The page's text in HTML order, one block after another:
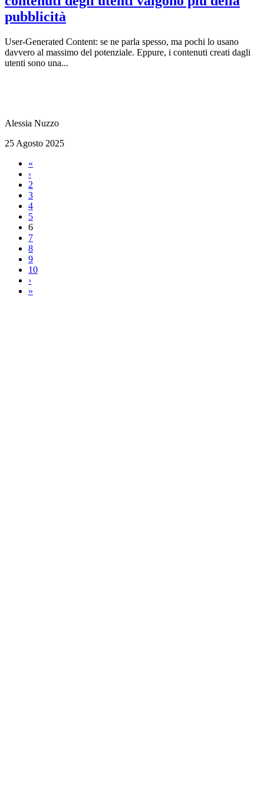
pubblicità
User-Generated Content: se ne parla spesso, ma pochi lo usano
davvero al massimo del potenziale. Eppure, i contenuti creati dagli
utenti sono una...
Alessia Nuzzo
25 Agosto 2025
«
‹
2
3
4
5
6
7
8
9
10
›
»